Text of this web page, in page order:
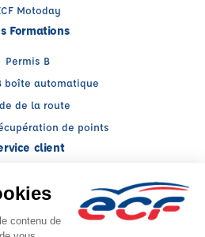
Motoday
Formations
Permis B
boîte automatique
de la route
de points
client
My ECF
Conseils